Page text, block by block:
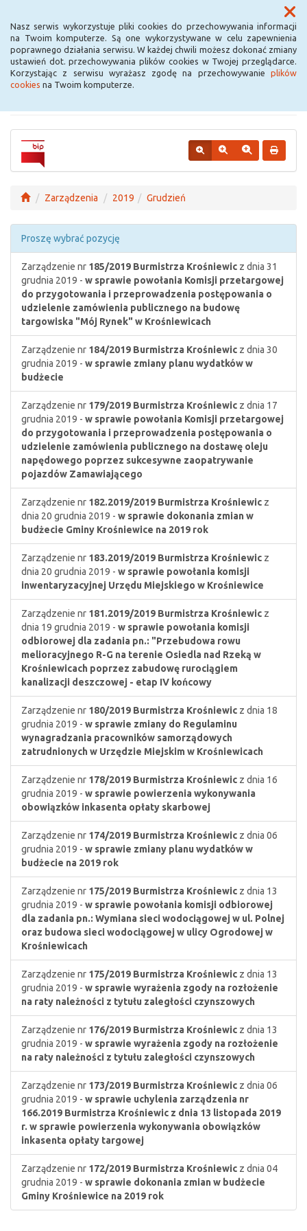
Nasz serwis wykorzystuje pliki cookies do przechowywania informacji
na Twoim komputerze. Są one wykorzystywane w celu zapewnienia
poprawnego działania serwisu. W każdej chwili możesz dokonać zmiany
ustawień dot. przechowywania plików cookies w Twojej przeglądarce.
Korzystając z serwisu wyrażasz zgodę na przechowywanie plików
cookies na Twoim komputerze.
Menu
Urząd Miejski w
Krośniewicach
Zarządzenia 2019 Grudzień
Proszę wybrać pozycję
Zarządzenie nr 185/2019 Burmistrza Krośniewic z dnia 31
grudnia 2019 - w sprawie powołania Komisji przetargowej
do przygotowania i przeprowadzenia postępowania o
udzielenie zamówienia publicznego na budowę
targowiska "Mój Rynek" w Krośniewicach
Zarządzenie nr 184/2019 Burmistrza Krośniewic z dnia 30
grudnia 2019 - w sprawie zmiany planu wydatków w
budżecie
Zarządzenie nr 179/2019 Burmistrza Krośniewic z dnia 17
grudnia 2019 - w sprawie powołania Komisji przetargowej
do przygotowania i przeprowadzenia postępowania o
udzielenie zamówienia publicznego na dostawę oleju
napędowego poprzez sukcesywne zaopatrywanie
pojazdów Zamawiającego
Zarządzenie nr 182.2019/2019 Burmistrza Krośniewic z
dnia 20 grudnia 2019 - w sprawie dokonania zmian w
budżecie Gminy Krośniewice na 2019 rok
Zarządzenie nr 183.2019/2019 Burmistrza Krośniewic z
dnia 20 grudnia 2019 - w sprawie powołania komisji
inwentaryzacyjnej Urzędu Miejskiego w Krośniewice
Zarządzenie nr 181.2019/2019 Burmistrza Krośniewic z
dnia 19 grudnia 2019 - w sprawie powołania komisji
odbiorowej dla zadania pn.: "Przebudowa rowu
melioracyjnego R-G na terenie Osiedla nad Rzeką w
Krośniewicach poprzez zabudowę rurociągiem
kanalizacji deszczowej - etap IV końcowy
Zarządzenie nr 180/2019 Burmistrza Krośniewic z dnia 18
grudnia 2019 - w sprawie zmiany do Regulaminu
wynagradzania pracowników samorządowych
zatrudnionych w Urzędzie Miejskim w Krośniewicach
Zarządzenie nr 178/2019 Burmistrza Krośniewic z dnia 16
grudnia 2019 - w sprawie powierzenia wykonywania
obowiązków inkasenta opłaty skarbowej
Zarządzenie nr 174/2019 Burmistrza Krośniewic z dnia 06
grudnia 2019 - w sprawie zmiany planu wydatków w
budżecie na 2019 rok
Zarządzenie nr 175/2019 Burmistrza Krośniewic z dnia 13
grudnia 2019 - w sprawie powołania komisji odbiorowej
dla zadania pn.: Wymiana sieci wodociągowej w ul. Polnej
oraz budowa sieci wodociągowej w ulicy Ogrodowej w
Krośniewicach
Zarządzenie nr 175/2019 Burmistrza Krośniewic z dnia 13
grudnia 2019 - w sprawie wyrażenia zgody na rozłożenie
na raty należności z tytułu zaległości czynszowych
Zarządzenie nr 176/2019 Burmistrza Krośniewic z dnia 13
grudnia 2019 - w sprawie wyrażenia zgody na rozłożenie
na raty należności z tytułu zaległości czynszowych
Zarządzenie nr 173/2019 Burmistrza Krośniewic z dnia 06
grudnia 2019 - w sprawie uchylenia zarządzenia nr
166.2019 Burmistrza Krośniewic z dnia 13 listopada 2019
r. w sprawie powierzenia wykonywania obowiązków
inkasenta opłaty targowej
Zarządzenie nr 172/2019 Burmistrza Krośniewic z dnia 04
grudnia 2019 - w sprawie dokonania zmian w budżecie
Gminy Krośniewice na 2019 rok